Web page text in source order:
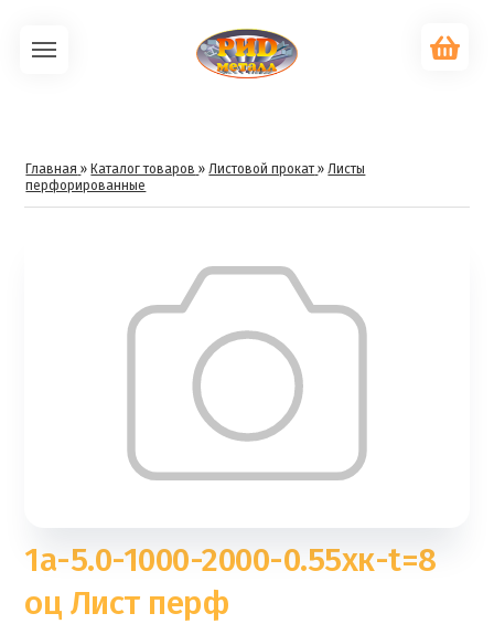
Главная » Каталог товаров »Листовой прокат »Листы
перфорированные
1а-5.0-1000-2000-0.55хк-t=8
оц Лист перф